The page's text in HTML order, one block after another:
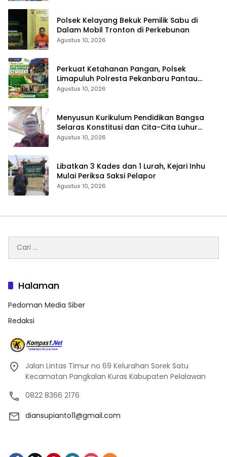
Polsek Kelayang Bekuk Pemilik Sabu di
Dalam Mobil Tronton di Perkebunan
Agustus 10, 2026
Perkuat Ketahanan Pangan, Polsek
Limapuluh Polresta Pekanbaru Pantau
Harga Sembako di Pasar
Agustus 10, 2026
Menyusun Kurikulum Pendidikan Bangsa
Selaras Konstitusi dan Cita-Cita Luhur
Bangsa
Agustus 10, 2026
Libatkan 3 Kades dan 1 Lurah, Kejari Inhu
Mulai Periksa Saksi Pelapor
Agustus 10, 2026
untuk:
Halaman
Pedoman Media Siber
Redaksi
Jalan Lintas Timur no 69 Kelurahan Sorek Satu
Kecamatan Pangkalan Kuras Kabupaten Pelalawan
0822 8366 2176
diansupianto11@gmail.com